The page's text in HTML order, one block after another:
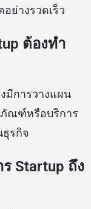
ย่างรวดเร็ว
ต้องทำ
มีการวางแผน
ภัณฑ์หรือบริการ
รกิจ
Startup ถึง